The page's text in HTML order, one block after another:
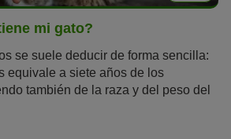
mi gato?
se suele deducir de forma sencilla:
equivale a siete años de los
también de la raza y del peso del